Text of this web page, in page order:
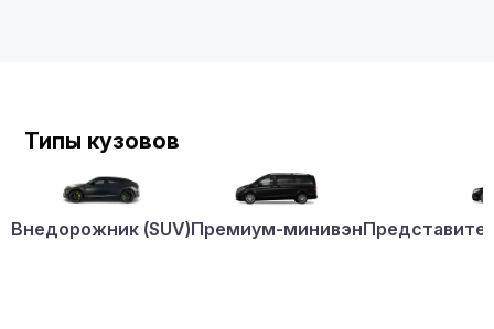
Типы кузовов
Внедорожник (SUV)Премиум-минивэн